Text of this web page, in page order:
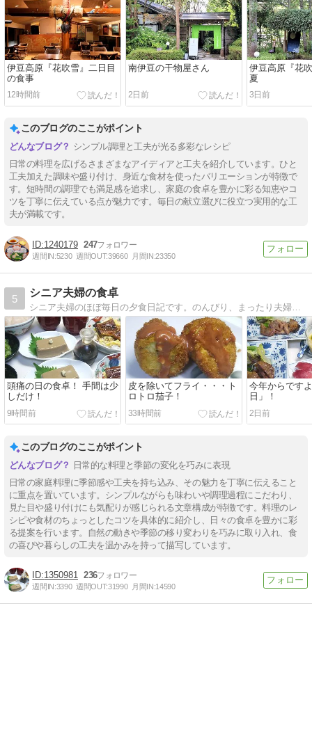
伊豆高原『花吹雪』二日目
の食事
12時間前
南伊豆の干物屋さん
2日前
伊豆高原『花
夏
3日前
このブログのここがポイント
シンプル調理と工夫が光る多彩なレシピ
日常の料理を広げるさまざまなアイディアと工夫を紹介しています。ひと
工夫加えた調味や盛り付け、身近な食材を使ったバリエーションが特徴で
す。短時間の調理でも満足感を追求し、家庭の食卓を豊かに彩る知恵やコ
ツを丁寧に伝えている点が魅力です。毎日の献立選びに役立つ実用的な工
夫が満載です。
1240179 247
週間IN:5230 週間OUT:39660 月間IN:23350
5
シニア夫婦の食卓
シニア夫婦のほぼ毎日の夕食日記です。のんびり、まったり夫婦のおとぼけの毎日をつづります。
頭痛の日の食卓！ 手間は少
しだけ！
9時間前
皮を除いてフライ・・・ト
ロトロ茄子！
33時間前
今年からです
日」！
2日前
このブログのここがポイント
日常的な料理と季節の変化を巧みに表現
日常の家庭料理に季節感や工夫を持ち込み、その魅力を丁寧に伝えること
に重点を置いています。シンプルながらも味わいや調理過程にこだわり、
見た目や盛り付けにも気配りが感じられる文章構成が特徴です。料理のレ
シピや食材のちょっとしたコツを具体的に紹介し、日々の食卓を豊かに彩
る提案を行います。自然の動きや季節の移り変わりを巧みに取り入れ、食
の喜びや暮らしの工夫を温かみを持って描写しています。
1350981 236
週間IN:3390 週間OUT:31990 月間IN:14590